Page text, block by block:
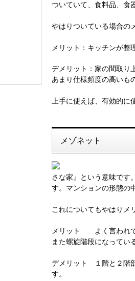
ついていて、食料品、食
やはりついている場合の
メリット：キッチンが整
デメリット：家の間取り
あまり仕様頻度の高いも
上手に使えば、有効的
メゾネット
さな家』という意味です
す。マンションの形態の
これについてもやはりメ
メリット よく言われて
また螺旋階段になってい
デメリット １階と２階
す。